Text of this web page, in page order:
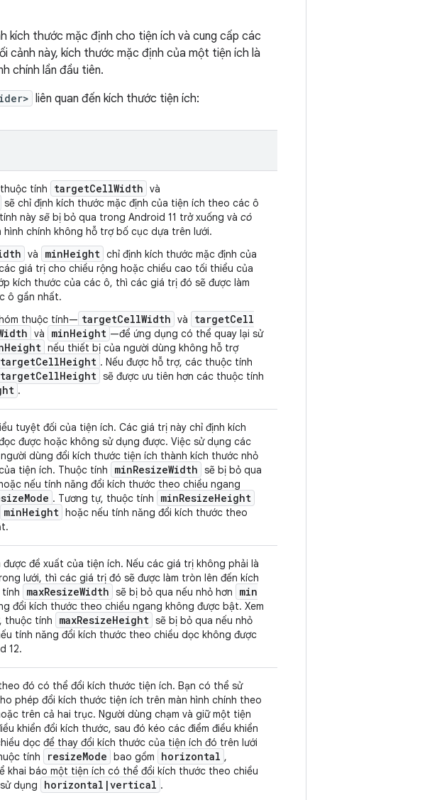
kích thước mặc định cho tiện ích và cung cấp các
cảnh này, kích thước mặc định của một tiện ích là
chính lần đầu tiên.
liên quan đến kích thước tiện ích:
tính targetCellWidth và
sẽ chỉ định kích thước mặc định của tiện ích theo các ô
này sẽ bị bỏ qua trong Android 11 trở xuống và có
hình chính không hỗ trợ bố cục dựa trên lưới.
và minHeight chỉ định kích thước mặc định của
giá trị cho chiều rộng hoặc chiều cao tối thiểu của
kích thước của các ô, thì các giá trị đó sẽ được làm
ô gần nhất.
thuộc tính— targetCellWidth và targetCell
và minHeight —để ứng dụng có thể quay lại sử
Height nếu thiết bị của người dùng không hỗ trợ
targetCellHeight . Nếu được hỗ trợ, các thuộc tính
targetCellHeight sẽ được ưu tiên hơn các thuộc tính
.
tuyệt đối của tiện ích. Các giá trị này chỉ định kích
được hoặc không sử dụng được. Việc sử dụng các
dùng đổi kích thước tiện ích thành kích thước nhỏ
tiện ích. Thuộc tính
minResizeWidth sẽ bị bỏ qua
nếu tính năng đổi kích thước theo chiều ngang
Mode . Tương tự, thuộc tính minResizeHeight
minHeight hoặc nếu tính năng đổi kích thước theo
đề xuất của tiện ích. Nếu các giá trị không phải là
lưới, thì các giá trị đó sẽ được làm tròn lên đến kích
maxResizeWidth sẽ bị bỏ qua nếu nhỏ hơn
min
đổi kích thước theo chiều ngang không được bật. Xem
thuộc tính maxResizeHeight sẽ bị bỏ qua nếu nhỏ
tính năng đổi kích thước theo chiều dọc không được
12.
đó có thể đổi kích thước tiện ích. Bạn có thể sử
phép đổi kích thước tiện ích trên màn hình chính theo
trên cả hai trục. Người dùng chạm và giữ một tiện
khiển đổi kích thước, sau đó kéo các điểm điều khiển
dọc để thay đổi kích thước của tiện ích đó trên lưới
tính
resizeMode bao gồm horizontal ,
khai báo một tiện ích có thể đổi kích thước theo chiều
dụng
horizontal |vertical .